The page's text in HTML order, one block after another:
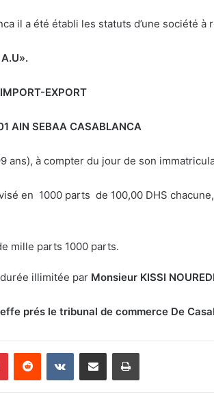
a été établi les statuts d’une société à
EXPORT
AIN SEBAA CASABLANCA
ans), à compter du jour de son
en 1000 parts de 100,00 DHS
mille parts 1000 parts.
illimitée par Monsieur KISSI
prés le tribunal de commerce De